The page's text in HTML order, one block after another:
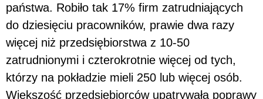
państwa. Robiło tak 17% firm zatrudniających
do dziesięciu pracowników, prawie dwa razy
więcej niż przedsiębiorstwa z 10-50
zatrudnionymi i czterokrotnie więcej od tych,
którzy na pokładzie mieli 250 lub więcej osób.
Większość przedsiębiorców upatrywała poprawy